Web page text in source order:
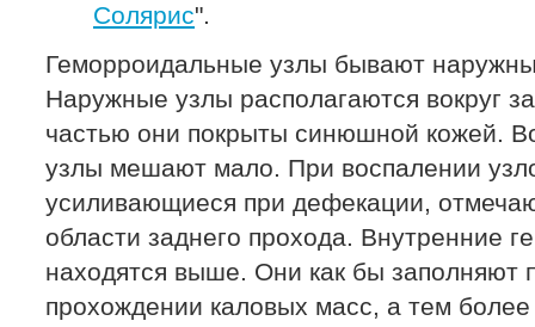
Солярис".
Геморроидальные узлы бывают
Наружные узлы располагаются вокруг
частью они покрыты синюшной кожей.
узлы мешают мало. При воспалении
усиливающиеся при дефекации,
области заднего прохода. Внутренние
находятся выше. Они как бы заполняют
прохождении каловых масс, а тем